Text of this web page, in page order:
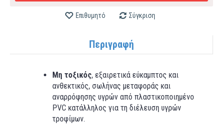
Επιθυμητό Σύγκριση
Περιγραφή
Μη τοξικός, εξαιρετικά εύκαμπτος και
ανθεκτικός, σωλήνας μεταφοράς και
αναρρόφησης υγρών από πλαστικοποιημένο
PVC κατάλληλος για τη διέλευση υγρών
τροφίμων.